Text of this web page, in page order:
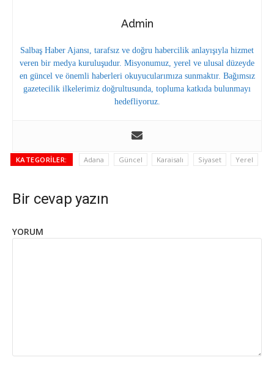
Admin
Salbaş Haber Ajansı, tarafsız ve doğru habercilik anlayışıyla hizmet
veren bir medya kuruluşudur. Misyonumuz, yerel ve ulusal düzeyde
en güncel ve önemli haberleri okuyucularımıza sunmaktır. Bağımsız
gazetecilik ilkelerimiz doğrultusunda, topluma katkıda bulunmayı
hedefliyoruz.
KATEGORILER: Adana Güncel Karaisalı Siyaset Yerel
Bir cevap yazın
YORUM